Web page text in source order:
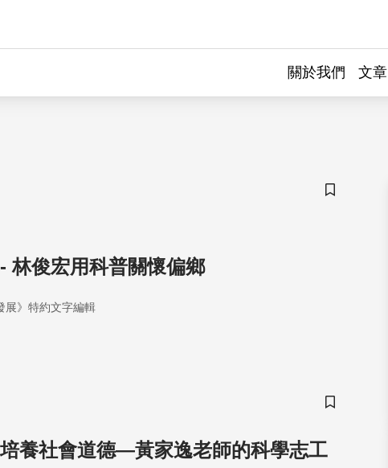
關於我們 文章
儲存書籤
林俊宏用科普關懷偏鄉
展》特約文字編輯
儲存書籤
養社會道德—黃家逸老師的科學志工